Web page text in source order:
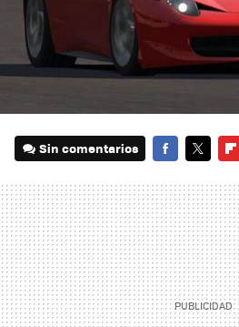
Sin comentarios